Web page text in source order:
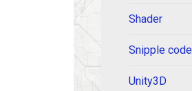
Shader
Snipple code
Unity3D